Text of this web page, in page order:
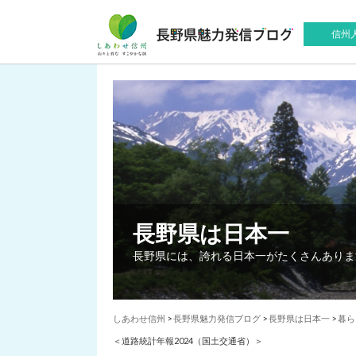
信州
長野県は日本一
長野県には、誇れる日本一がたくさんあり
しあわせ信州 >長野県魅力発信ブログ >長野県は日本一 > 暮
＜道路統計年報2024（国土交通省）＞